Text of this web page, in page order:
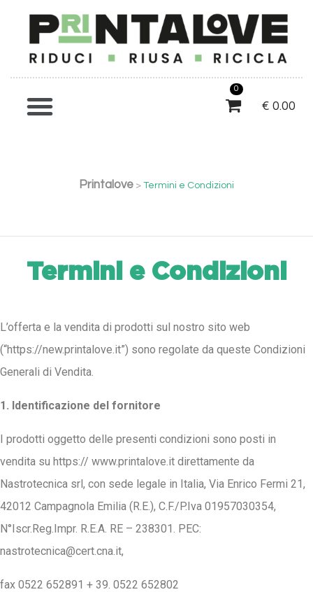
€ 0.00
0
Printalove > Termini e Condizioni
Termini e Condizioni
L’offerta e la vendita di prodotti sul nostro sito web
(“https://new.printalove.it”) sono regolate da queste Condizioni
Generali di Vendita.
1. Identificazione del fornitore
I prodotti oggetto delle presenti condizioni sono posti in
vendita su https:// www.printalove.it direttamente da
Nastrotecnica srl, con sede legale in Italia, Via Enrico Fermi 21,
42012 Campagnola Emilia (R.E.), C.F./P.Iva 01957030354,
N°Iscr.Reg.Impr. R.E.A. RE – 238301. PEC:
nastrotecnica@cert.cna.it,
fax 0522 652891 + 39. 0522 652802